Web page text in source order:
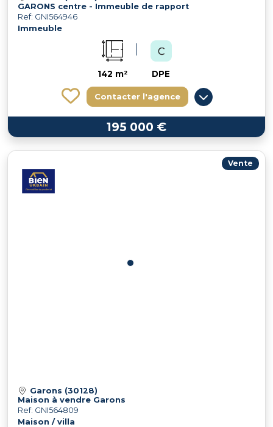
GARONS centre - Immeuble de rapport
Ref: GNI564946
Immeuble
142 m² DPE
Contacter l'agence
195 000 €
Vente
Garons (30128)
Maison à vendre Garons
Ref: GNI564809
Maison / villa